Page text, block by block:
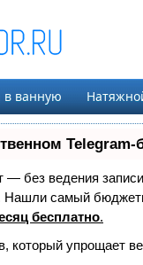
в ванную
Telegram-
— без ведения
Нашли самый
бесплатно.
который упрощает